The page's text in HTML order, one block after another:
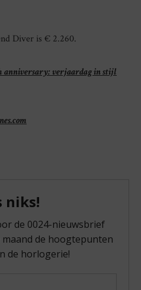
Diver is € 2.260.
anniversary: verjaardag in stijl